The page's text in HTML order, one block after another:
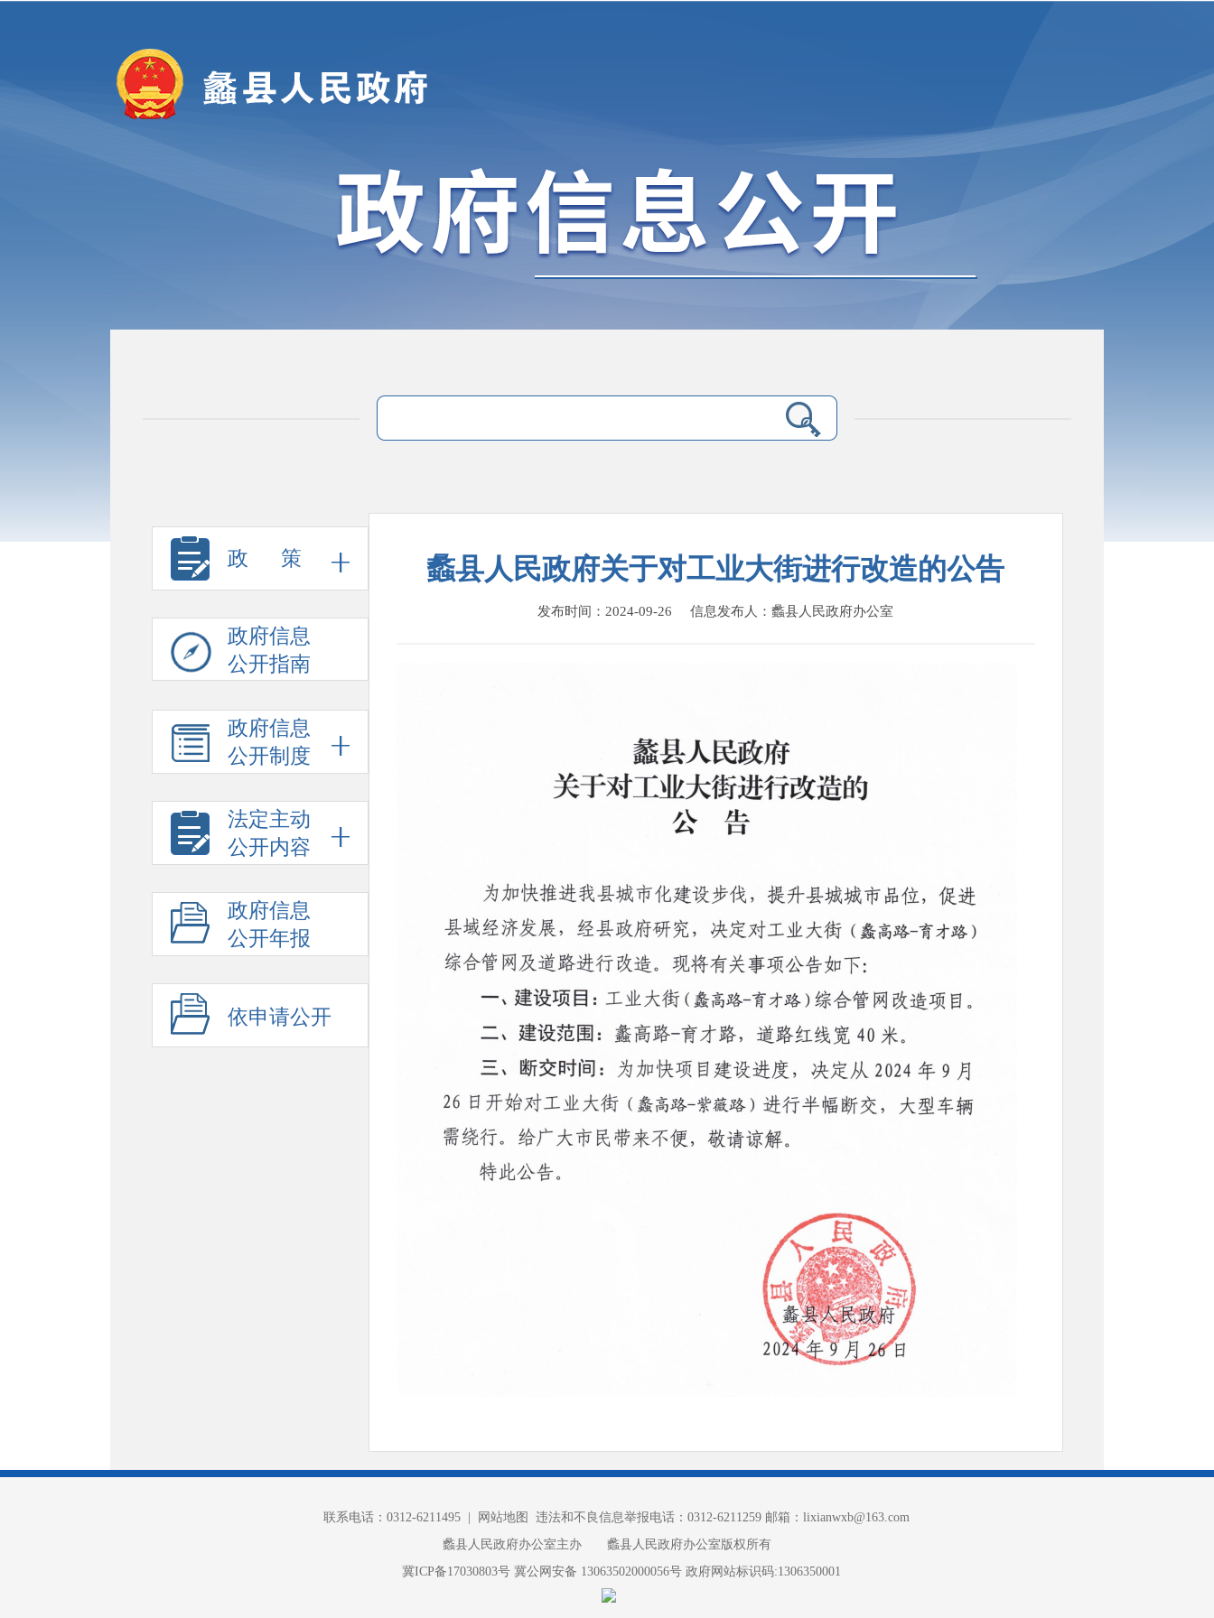
政 策
政府信息
公开指南
政府信息
公开制度
法定主动
公开内容
政府信息
公开年报
依申请公开
蠡县人民政府关于对工业大街进行改造的公告
发布时间：2024-09-26 信息发布人：蠡县人民政府办公室
联系电话：0312-6211495 | 网站地图
违法和不良信息举报电话：0312-6211259 邮箱：lixianwxb@163.com
蠡县人民政府办公室主办 蠡县人民政府办公室版权所有
冀ICP备17030803号 冀公网安备 13063502000056号 政府网站标识码:1306350001